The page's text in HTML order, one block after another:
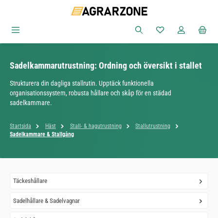
Du har 0 objekt i
Sadelkammarutrustning: Ordning och översikt i stallet
Strukturera din dagliga stallrutin. Upptäck funktionella
organisationssystem, robusta hållare och skåp för en städad
sadelkammare.
Startsida Häst Stall- & hagutrustning
Stallutrustning
Sadelkammare & Stallgång
Täckeshållare
Sadelhållare & Sadelvagnar